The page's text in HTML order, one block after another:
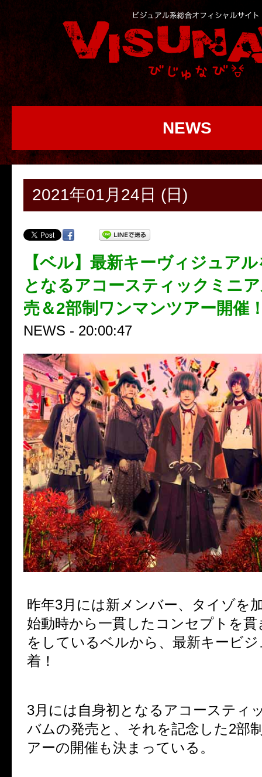
NEWS
2021年01月24日 (日)
【ベル】最新キーヴィジュア
となるアコースティックミニ
売＆2部制ワンマンツアー開催
NEWS - 20:00:47
昨年3月には新メンバー、タイゾを
始動時から一貫したコンセプトを
をしているベルから、最新キービ
着！
3月には自身初となるアコースティ
バムの発売と、それを記念した2部
アーの開催も決まっている。